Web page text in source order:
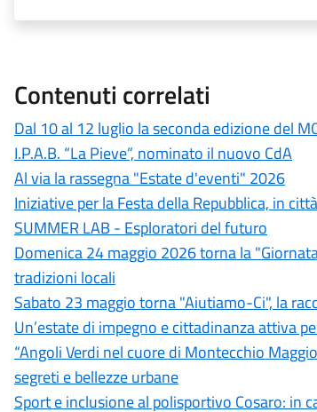
Contenuti correlati
Dal 10 al 12 luglio la seconda edizione del
I.P.A.B. “La Pieve”, nominato il nuovo CdA
Al via la rassegna "Estate d'eventi" 2026
Iniziative per la Festa della Repubblica, in
SUMMER LAB - Esploratori del futuro
Domenica 24 maggio 2026 torna la
tradizioni locali
Sabato 23 maggio torna "Aiutiamo-Ci", la
Un’estate di impegno e cittadinanza attiva
“Angoli Verdi nel cuore di Montecchio
segreti e bellezze urbane
Sport e inclusione al polisportivo Cosaro: in